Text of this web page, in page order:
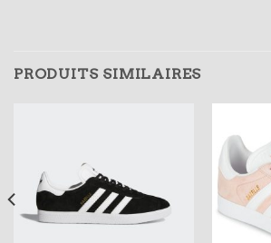
PRODUITS SIMILAIRES